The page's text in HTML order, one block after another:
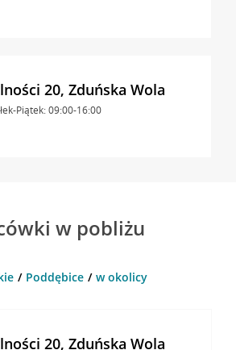
20, Zduńska Wola
Piątek: 09:00-16:00
w pobliżu
Poddębice w okolicy
20, Zduńska Wola